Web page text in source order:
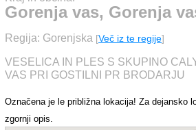
Gorenja vas, Gorenja
Regija: Gorenjska [Več iz te regije]
VESELICA IN PLES S SKUPINO
VAS PRI GOSTILNI PR BRODARJU
Označena je le približna lokacija! Za dejansko
zgornji opis.